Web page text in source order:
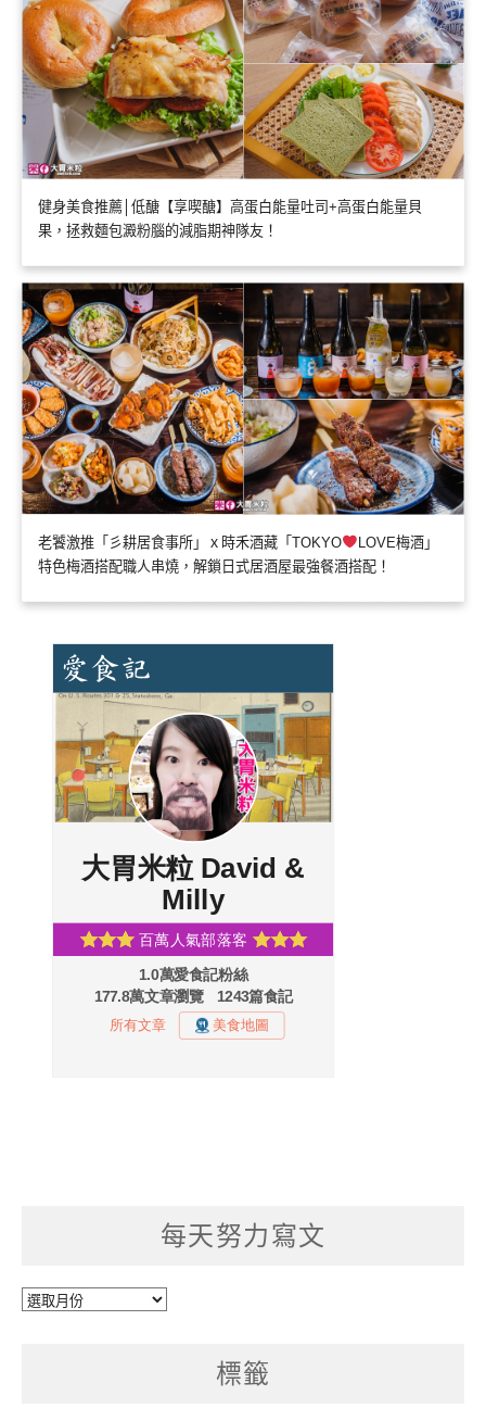
健身美食推薦│低醣【享喫醣】高蛋白能量吐司+高蛋白能量貝
果，拯救麵包澱粉腦的減脂期神隊友！
老饕激推「彡耕居食事所」ｘ時禾酒藏「TOKYO
LOVE梅酒」
特色梅酒搭配職人串燒，解鎖日式居酒屋最強餐酒搭配！
每天努力寫文
每
標籤